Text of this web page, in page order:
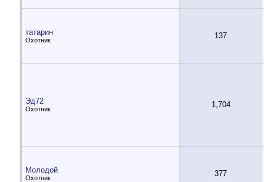
татарин
Охотник 137
Эд72
Охотник 1,704
Молодой
Охотник 377